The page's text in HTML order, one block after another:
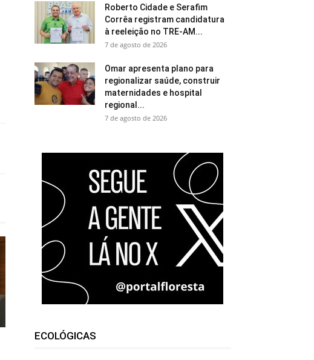
Roberto Cidade e Serafim
Corrêa registram candidatura
à reeleição no TRE-AM...
7 de agosto de 2026
Omar apresenta plano para
regionalizar saúde, construir
maternidades e hospital
regional...
7 de agosto de 2026
ECOLÓGICAS